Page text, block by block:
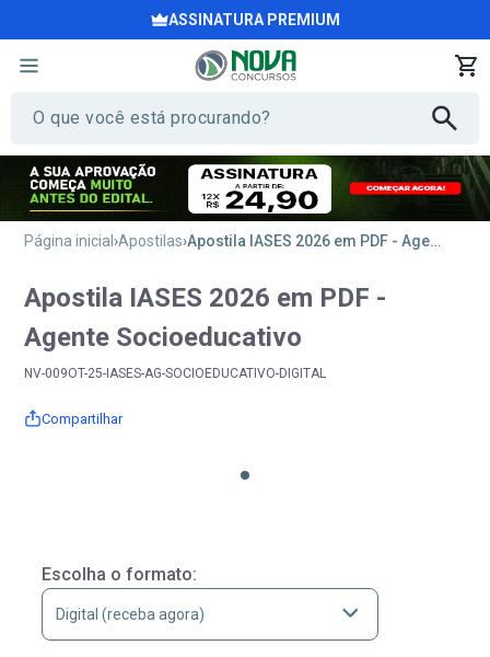
ASSINATURA PREMIUM
Página inicial Apostilas Apostila IASES 2026 em PDF - Agente Socioeducativo
Apostila IASES 2026 em PDF -
Agente Socioeducativo
NV-009OT-25-IASES-AG-SOCIOEDUCATIVO-DIGITAL
Compartilhar
Escolha o formato: